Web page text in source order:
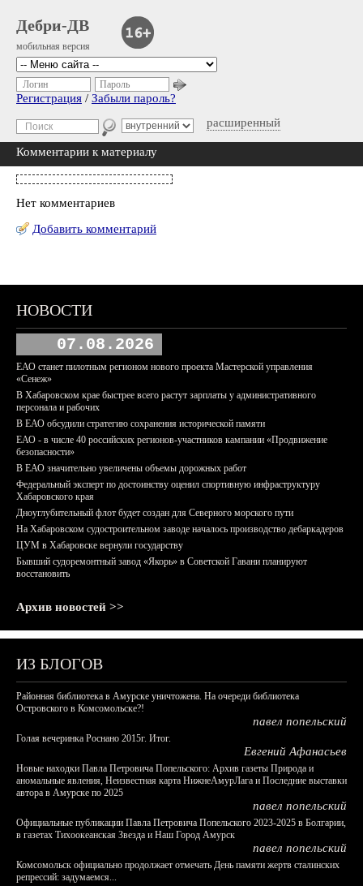
Дебри-ДВ
мобильная версия
расширенный
Логин Пароль
Регистрация / Забыли пароль?
Комментарии к материалу
Нет комментариев
Добавить комментарий
НОВОСТИ
07.08.2026
ЕАО станет пилотным регионом нового проекта Мастерской управления
«Сенеж»
В Хабаровском крае быстрее всего растут зарплаты у административного
персонала и рабочих
В ЕАО обсудили стратегию сохранения исторической памяти
ЕАО - в числе 40 российских регионов-участников кампании «Продвижение
безопасности»
В ЕАО значительно увеличены объемы дорожных работ
Федеральный эксперт по достоинству оценил спортивную инфраструктуру
Хабаровского края
Дноуглубительный флот будет создан для Северного морского пути
На Хабаровском судостроительном заводе началось производство дебаркадеров
ЦУМ в Хабаровске вернули государству
Бывший судоремонтный завод «Якорь» в Советской Гавани планируют
восстановить
Архив новостей >>
ИЗ БЛОГОВ
Районная библиотека в Амурске уничтожена. На очереди библиотека
Островского в Комсомольске?!
павел попельский
Голая вечеринка Роснано 2015г. Итог.
Евгений Афанасьев
Новые находки Павла Петровича Попельского: Архив газеты Природа и
аномальные явления, Неизвестная карта НижнеАмурЛага и Последние выставки
автора в Амурске по 2025
павел попельский
Официальные публикации Павла Петровича Попельского 2023-2025 в Болгарии,
в газетах Тихоокеанская Звезда и Наш Город Амурск
павел попельский
Комсомольск официально продолжает отмечать День памяти жертв сталинских
репрессий: задумаемся...